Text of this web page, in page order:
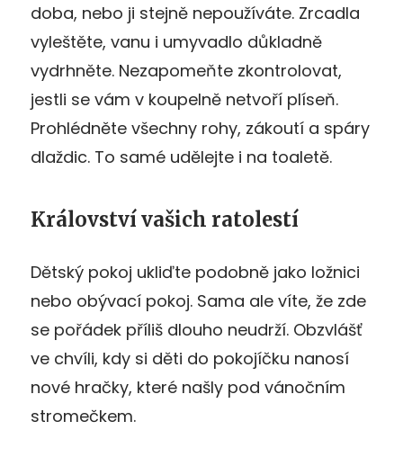
doba, nebo ji stejně nepoužíváte. Zrcadla
vyleštěte, vanu i umyvadlo důkladně
vydrhněte. Nezapomeňte zkontrolovat,
jestli se vám v koupelně netvoří plíseň.
Prohlédněte všechny rohy, zákoutí a spáry
dlaždic. To samé udělejte i na toaletě.
Království vašich ratolestí
Dětský pokoj ukliďte podobně jako ložnici
nebo obývací pokoj. Sama ale víte, že zde
se pořádek příliš dlouho neudrží. Obzvlášť
ve chvíli, kdy si děti do pokojíčku nanosí
nové hračky, které našly pod vánočním
stromečkem.